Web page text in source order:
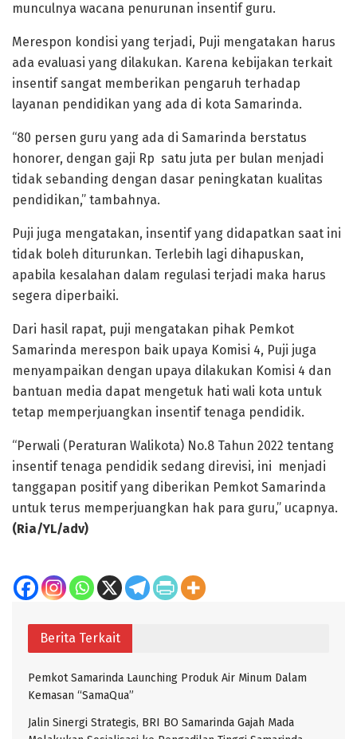
munculnya wacana penurunan insentif guru.
Merespon kondisi yang terjadi, Puji mengatakan harus
ada evaluasi yang dilakukan. Karena kebijakan terkait
insentif sangat memberikan pengaruh terhadap
layanan pendidikan yang ada di kota Samarinda.
“80 persen guru yang ada di Samarinda berstatus
honorer, dengan gaji Rp satu juta per bulan menjadi
tidak sebanding dengan dasar peningkatan kualitas
pendidikan,” tambahnya.
Puji juga mengatakan, insentif yang didapatkan saat ini
tidak boleh diturunkan. Terlebih lagi dihapuskan,
apabila kesalahan dalam regulasi terjadi maka harus
segera diperbaiki.
Dari hasil rapat, puji mengatakan pihak Pemkot
Samarinda merespon baik upaya Komisi 4, Puji juga
menyampaikan dengan upaya dilakukan Komisi 4 dan
bantuan media dapat mengetuk hati wali kota untuk
tetap memperjuangkan insentif tenaga pendidik.
“Perwali (Peraturan Walikota) No.8 Tahun 2022 tentang
insentif tenaga pendidik sedang direvisi, ini menjadi
tanggapan positif yang diberikan Pemkot Samarinda
untuk terus memperjuangkan hak para guru,” ucapnya.
(Ria/YL/adv)
Berita Terkait
Pemkot Samarinda Launching Produk Air Minum Dalam
Kemasan “SamaQua”
Jalin Sinergi Strategis, BRI BO Samarinda Gajah Mada